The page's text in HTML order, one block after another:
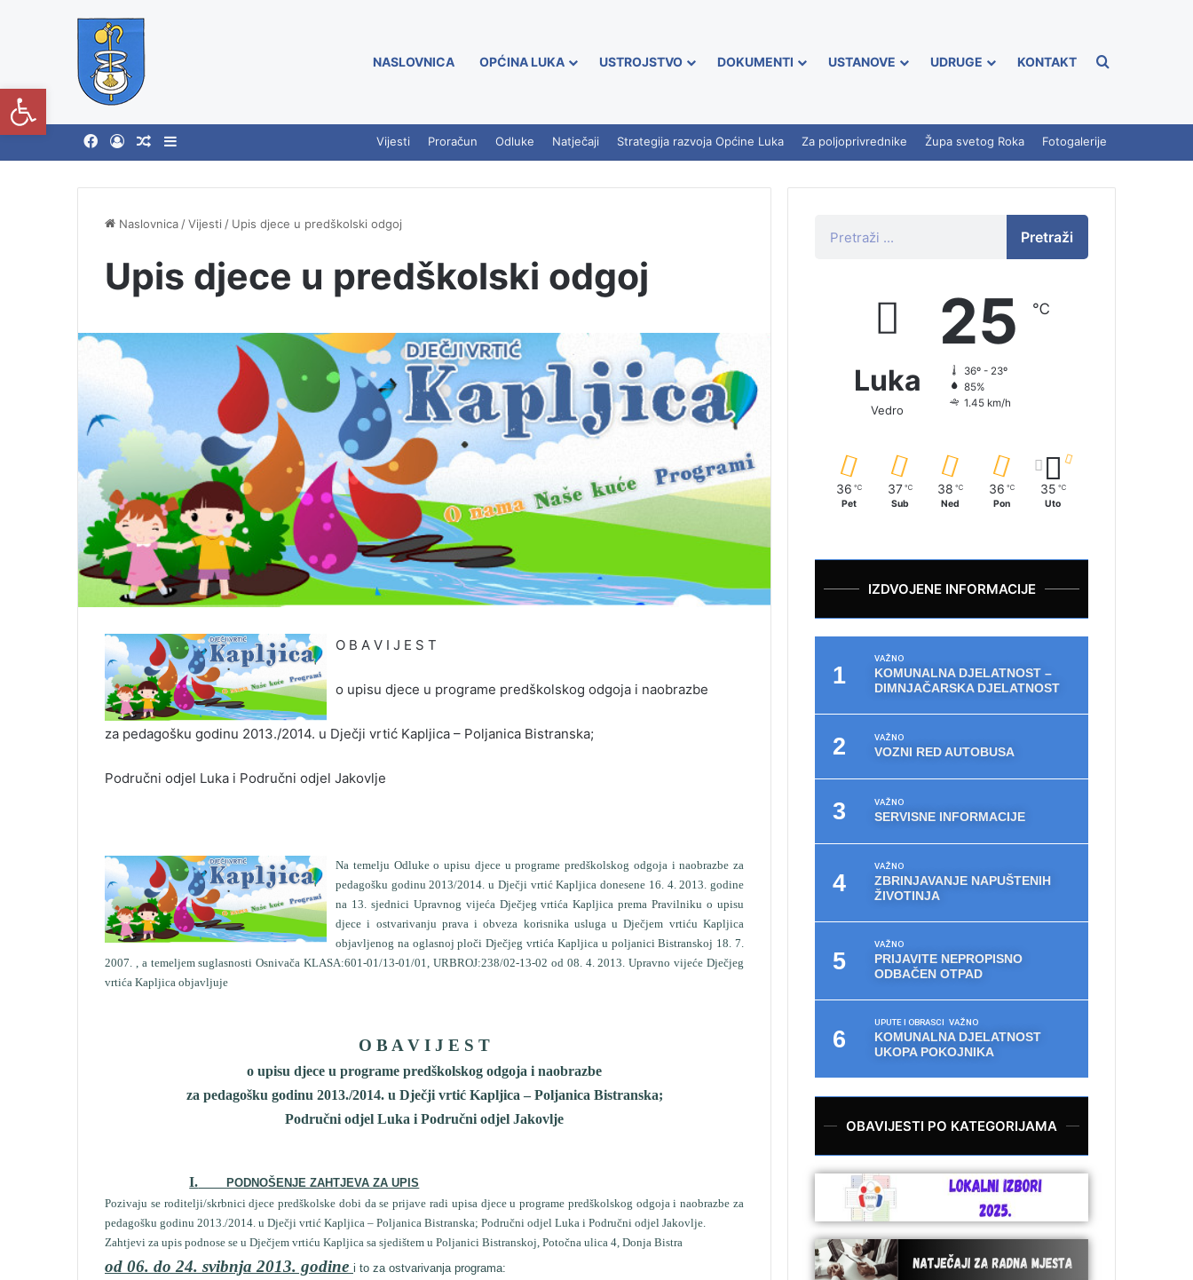
NASLOVNICA OPĆINA LUKA USTROJSTVO DOKUMENTI USTANOVE UDRUGE KONTAKT
Vijesti Proračun Odluke Natječaji Strategija razvoja Općine Luka Za poljoprivrednike Župa svetog Roka Fotogalerije
Naslovnica /Vijesti / Upis djece u predškolski odgoj
Upis djece u predškolski odgoj
O B A V I J E S T
o upisu djece u programe predškolskog odgoja i naobrazbe
za pedagošku godinu 2013./2014. u Dječji vrtić Kapljica – Poljanica Bistranska;
Područni odjel Luka i Područni odjel Jakovlje
Na temelju Odluke o upisu djece u programe predškolskog odgoja i naobrazbe za
pedagošku godinu 2013/2014. u Dječji vrtić Kapljica donesene 16. 4. 2013. godine
na 13. sjednici Upravnog vijeća Dječjeg vrtića Kapljica prema Pravilniku o upisu
djece i ostvarivanju prava i obveza korisnika usluga u Dječjem vrtiću Kapljica
objavljenog na oglasnoj ploči Dječjeg vrtića Kapljica u poljanici Bistranskoj 18. 7.
2007. , a temeljem suglasnosti Osnivača KLASA:601-01/13-01/01, URBROJ:238/02-13-02 od 08. 4. 2013. Upravno vijeće Dječjeg
vrtića Kapljica objavljuje
O B A V I J E S T
o upisu djece u programe predškolskog odgoja i naobrazbe
za pedagošku godinu 2013./2014. u Dječji vrtić Kapljica – Poljanica Bistranska;
Područni odjel Luka i Područni odjel Jakovlje
I.
PODNOŠENJE ZAHTJEVA ZA UPIS
Pozivaju se roditelji/skrbnici djece predškolske dobi da se prijave radi upisa djece u programe predškolskog odgoja i naobrazbe za
pedagošku godinu 2013./2014. u Dječji vrtić Kapljica – Poljanica Bistranska; Područni odjel Luka i Područni odjel Jakovlje.
Zahtjevi za upis podnose se u Dječjem vrtiću Kapljica sa sjedištem u Poljanici Bistranskoj, Potočna ulica 4, Donja Bistra
od 06. do 24. svibnja 2013. godine i to za ostvarivanja programa:
Pretraži
Luka
Vedro
25 ℃
36º - 23º
85%
1.45 km/h
36 ℃
Pet
37 ℃
Sub
38 ℃
Ned
36 ℃
Pon
35 ℃
Uto
IZDVOJENE INFORMACIJE
VAŽNO
KOMUNALNA DJELATNOST –
DIMNJAČARSKA DJELATNOST
VAŽNO
VOZNI RED AUTOBUSA
VAŽNO
SERVISNE INFORMACIJE
VAŽNO
ZBRINJAVANJE NAPUŠTENIH
ŽIVOTINJA
VAŽNO
PRIJAVITE NEPROPISNO
ODBAČEN OTPAD
UPUTE I OBRASCI VAŽNO
KOMUNALNA DJELATNOST
UKOPA POKOJNIKA
OBAVIJESTI PO KATEGORIJAMA
Open toolbar